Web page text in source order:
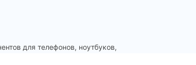
для телефонов, ноутбуков,